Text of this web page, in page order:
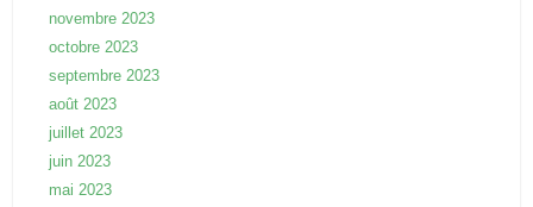
novembre 2023
octobre 2023
septembre 2023
août 2023
juillet 2023
juin 2023
mai 2023